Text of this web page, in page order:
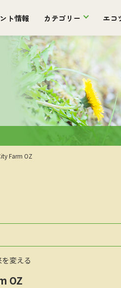
ト情報 カテゴリー エコ
Farm OZ
変える
OZ